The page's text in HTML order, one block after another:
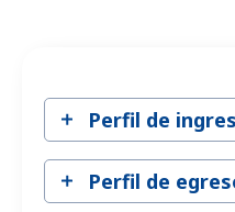
Perfil de
Perfil de